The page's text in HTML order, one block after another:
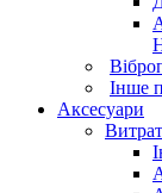
Інше
Аксесуари